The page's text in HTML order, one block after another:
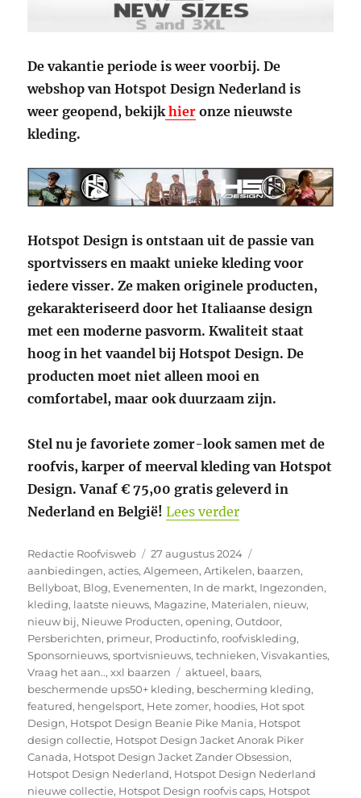
De vakantie periode is weer voorbij. De
webshop van Hotspot Design Nederland is
weer geopend, bekijk hier onze nieuwste
kleding.
Hotspot Design is ontstaan uit de passie van
sportvissers en maakt unieke kleding voor
iedere visser. Ze maken originele producten,
gekarakteriseerd door het Italiaanse design
met een moderne pasvorm. Kwaliteit staat
hoog in het vaandel bij Hotspot Design. De
producten moet niet alleen mooi en
comfortabel, maar ook duurzaam zijn.
Stel nu je favoriete zomer-look samen met de
roofvis, karper of meerval kleding van Hotspot
Design. Vanaf € 75,00 gratis geleverd in
Nederland en België! Lees verder“We zijn weer
Auteur
Redactie Roofvisweb
Geplaatst
op
27 augustus 2024
aanbiedingen,acties,Algemeen,Artikelen, baarzen,
Bellyboat, Blog, Evenementen, In de markt, Ingezonden,
kleding, laatste nieuws, Magazine, Materialen, nieuw,
nieuw bij, Nieuwe Producten,opening,Outdoor,
Persberichten, primeur, Productinfo, roofviskleding,
Sponsornieuws,sportvisnieuws,technieken,Visvakanties,
Vraag het aan..,xxl baarzen Tags
aktueel, baars,
beschermende ups50+ kleding, bescherming kleding,
featured, hengelsport, Hete zomer, hoodies, Hot spot
Design, Hotspot Design Beanie Pike Mania, Hotspot
design collectie, Hotspot Design Jacket Anorak Piker
Canada, Hotspot Design Jacket Zander Obsession,
Hotspot Design Nederland, Hotspot Design Nederland
nieuwe collectie, Hotspot Design roofvis caps, Hotspot